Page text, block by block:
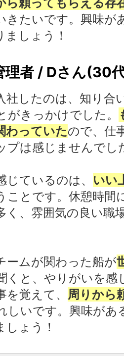
きたいです。興味が
ましょう！
理者 / Dさん(30
社したのは、知り合
がきっかけでした。
わっていたので、仕
プは感じませんでし
ているのは、 いい
ことです。休憩時間
く、雰囲気の良い職
ームが関わった船が
くと、やりがいを感
を覚えて、 周りから
しいです。興味があ
しょう！